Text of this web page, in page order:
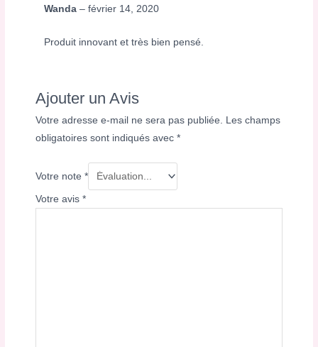
Wanda– février 14, 2020
Produit innovant et très bien pensé.
Ajouter un Avis
Votre adresse e-mail ne sera pas publiée. Les champs
obligatoires sont indiqués avec*
Votre note*
Votre avis*